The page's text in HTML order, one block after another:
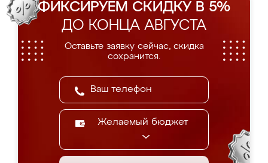
ФИКСИРУЕМ СКИДКУ В 5%
ДО КОНЦА АВГУСТА
Оставьте заявку сейчас, скидка
сохранится.
Желаемый бюджет